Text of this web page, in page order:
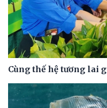
Cùng thế hệ tương lai